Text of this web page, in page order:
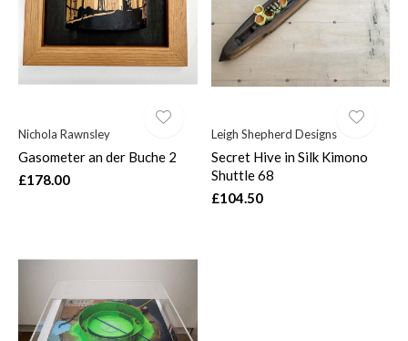
Nichola Rawnsley
Gasometer an der Buche 2
£178.00
Leigh Shepherd Designs
Secret Hive in Silk Kimono
Shuttle 68
£104.50